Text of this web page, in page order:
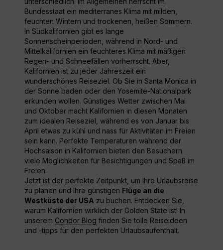
Bundesstaat ein mediterranes Klima mit milden,
feuchten Wintern und trockenen, heißen Sommern.
In Südkalifornien gibt es lange
Sonnenscheinperioden, während in Nord- und
Mittelkalifornien ein feuchteres Klima mit mäßigen
Regen- und Schneefällen vorherrscht. Aber,
Kalifornien ist zu jeder Jahreszeit ein
wunderschönes Reiseziel. Ob Sie in Santa Monica in
der Sonne baden oder den Yosemite-Nationalpark
erkunden wollen. Günstiges Wetter zwischen Mai
und Oktober macht Kalifornien in diesen Monaten
zum idealen Reiseziel, während es von Januar bis
April etwas zu kühl und nass für Aktivitäten im Freien
sein kann. Perfekte Temperaturen während der
Hochsaison in Kalifornien bieten den Besuchern
viele Möglichkeiten für Besichtigungen und Spaß im
Freien.
Jetzt ist der perfekte Zeitpunkt, um Ihre Urlaubsreise
zu planen und Ihre günstigen Flüge an die
Westküste der USA zu buchen. Entdecken Sie,
warum Kalifornien wirklich der Golden State ist! In
unserem Condor Blog finden Sie tolle Reiseideen
und -tipps für den perfekten Urlaubsaufenthalt.